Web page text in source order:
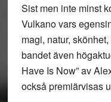
Sist men inte minst
Vulkano vars
magi, natur,
bandet även
Have Is Now” av
också premiärvisas